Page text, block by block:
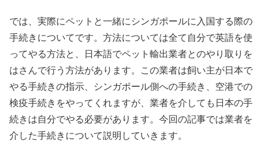
では、実際にペットと一緒にシンガポールに入国する際の
手続きについてです。方法については全て自分で英語を使
ってやる方法と、日本語でペット輸出業者とのやり取りを
はさんで行う方法があります。この業者は飼い主が日本で
やる手続きの指示、シンガポール側への手続き、空港での
検疫手続きをやってくれますが、業者を介しても日本の手
続きは自分でやる必要があります。今回の記事では業者を
介した手続きについて説明していきます。